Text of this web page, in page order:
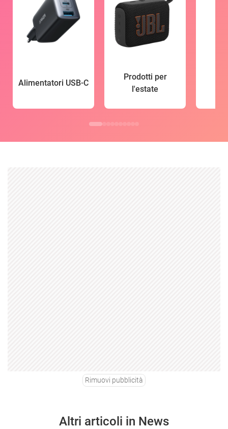
Alimentatori USB-C
Prodotti per
l'estate
Rimuovi pubblicità
Altri articoli in News